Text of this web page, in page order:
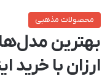
محصولات مذهبی
بهترین
ارزان با خرید